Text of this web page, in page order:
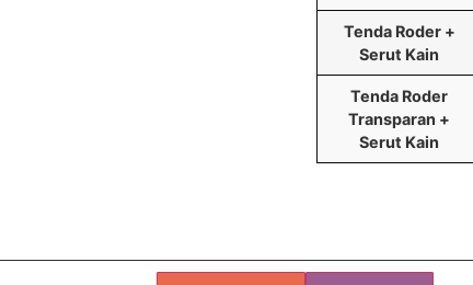
Tenda Roder +
Serut Kain
Tenda Roder
Transparan +
Serut Kain